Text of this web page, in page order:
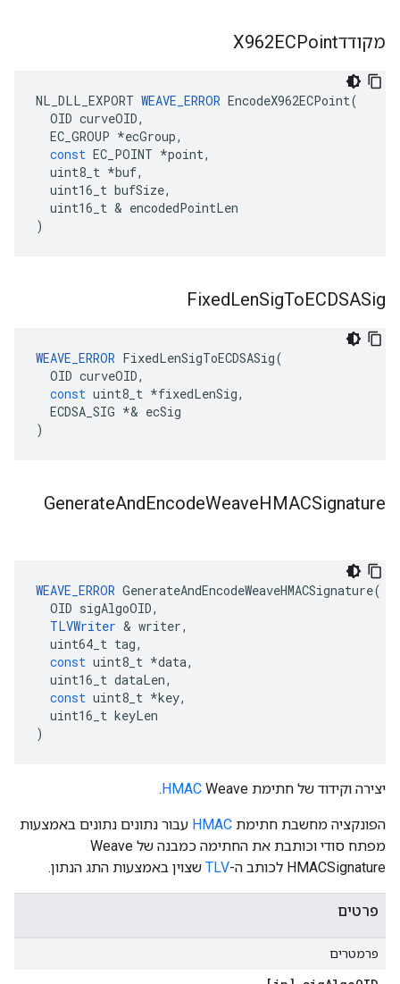
מקודדX962ECPoint
NL_DLL_EXPORT WEAVE_ERROR EncodeX962ECPoint(
OID curveOID,
EC_GROUP *ecGroup,
const EC_POINT *point,
uint8_t *buf,
uint16_t bufSize,
uint16_t & encodedPointLen
)
FixedLenSigToECDSASig
WEAVE_ERROR FixedLenSigToECDSASig(
OID curveOID,
const uint8_t *fixedLenSig,
ECDSA_SIG *& ecSig
)
GenerateAndEncodeWeaveHMACSignature
WEAVE_ERROR GenerateAndEncodeWeaveHMACSignature(
OID sigAlgoOID,
TLVWriter & writer,
uint64_t tag,
const uint8_t *data,
uint16_t dataLen,
const uint8_t *key,
uint16_t keyLen
)
יצירה וקידוד של חתימת HMAC Weave.
הפונקציה מחשבת חתימת HMAC עבור נתונים נתונים באמצעות
מפתח סודי וכותבת את החתימה כמבנה של Weave
HMACSignature לכותב ה-
TLV שצוין באמצעות התג הנתון.
פרטים
פרמטרים